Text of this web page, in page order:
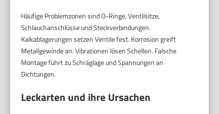
Häufige Problemzonen sind O-Ringe, Ventilsitze,
Schlauchanschlüsse und Steckverbindungen.
Kalkablagerungen setzen Ventile fest. Korrosion greift
Metallgewinde an. Vibrationen lösen Schellen. Falsche
Montage führt zu Schräglage und Spannungen an
Dichtungen.
Leckarten und ihre Ursachen